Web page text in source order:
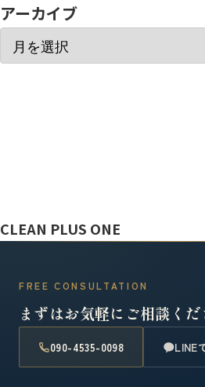
アーカイブ
CLEAN PLUS ONE
FREE CONSULTATION
まずはお気軽にご相談くだ
090-4535-0098 LINE